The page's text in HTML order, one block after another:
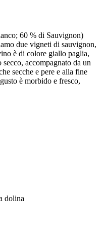
60 % di Sauvignon)
due vigneti di sauvignon,
è di colore giallo paglia,
accompagnato da un
secche e pere e alla fine
è morbido e fresco,
dolina